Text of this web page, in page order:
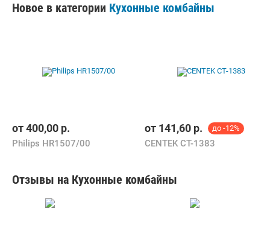
Новое в категории Кухонные комбайны
от400,00 р.
Philips HR1507/00
от 141,60 р. до -12%
CENTEK CT-1383
Отзывы на Кухонные комбайны